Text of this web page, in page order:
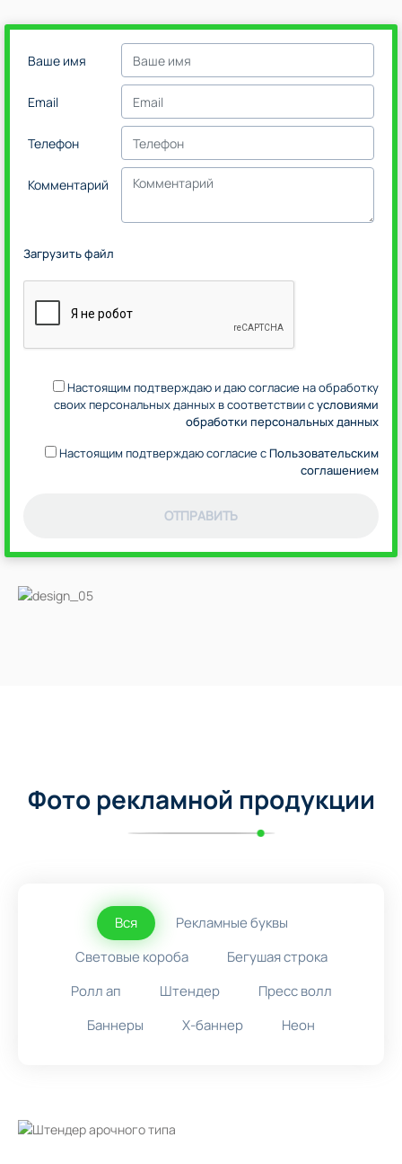
Ваше имя
Email
Телефон
Комментарий
Загрузить файл
Настоящим подтверждаю и даю согласие на обработку
своих персональных данных в соответствии сусловиями
обработки персональных данных
Настоящим подтверждаю согласие сПользовательским
соглашением
ОТПРАВИТЬ
Фото рекламной продукции
Вся
Рекламные буквы
Световые короба
Бегушая строка
Ролл ап
Штендер
Пресс волл
Баннеры
X-баннер Неон